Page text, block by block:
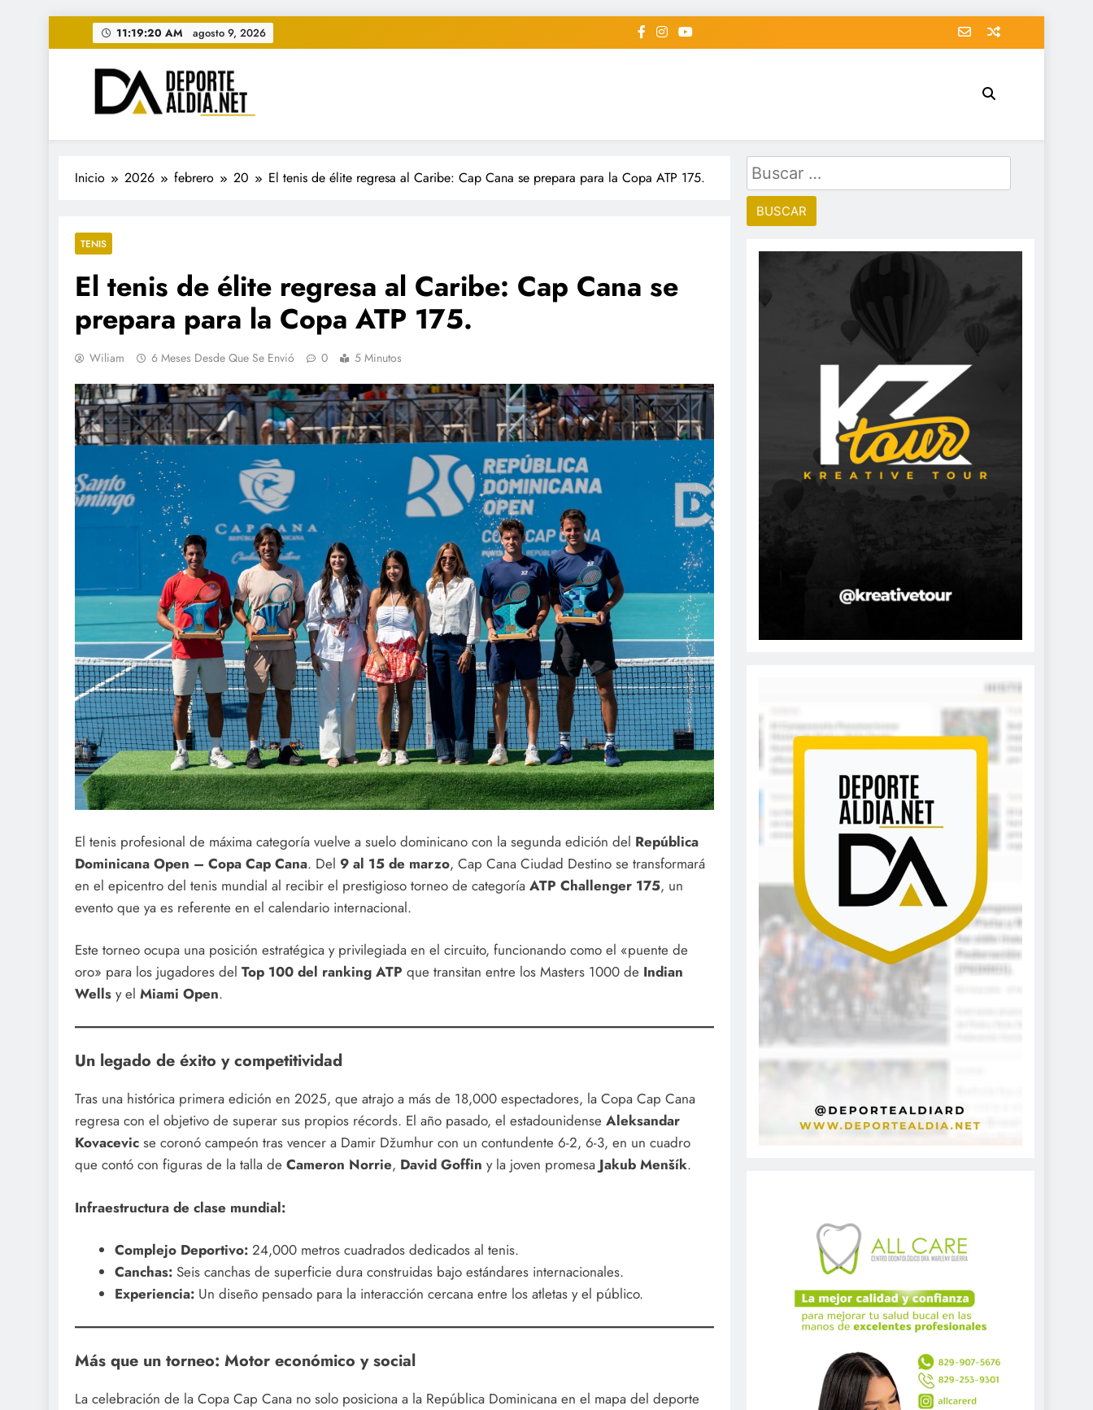
al
contenido
11:19:22 AM agosto 9, 2026
• DEPORTE AL DIA • "Periodico Deportivo Digital"
www.deportealdia.net #deportealdia #deportealdiard #deportealdiaperiodico
Inicio 2026 febrero 20 El tenis de élite regresa al Caribe: Cap Cana se prepara para la Copa ATP 175.
TENIS
El tenis de élite regresa al Caribe: Cap Cana se
prepara para la Copa ATP 175.
Wiliam 6 Meses Desde Que Se Envió 0 5 Minutos
El tenis profesional de máxima categoría vuelve a suelo dominicano con la segunda edición del República
Dominicana Open – Copa Cap Cana. Del 9 al 15 de marzo, Cap Cana Ciudad Destino se transformará
en el epicentro del tenis mundial al recibir el prestigioso torneo de categoría ATP Challenger 175, un
evento que ya es referente en el calendario internacional.
Este torneo ocupa una posición estratégica y privilegiada en el circuito, funcionando como el «puente de
oro» para los jugadores del Top 100 del ranking ATP que transitan entre los Masters 1000 de Indian
Wells y el Miami Open.
Un legado de éxito y competitividad
Tras una histórica primera edición en 2025, que atrajo a más de 18,000 espectadores, la Copa Cap Cana
regresa con el objetivo de superar sus propios récords. El año pasado, el estadounidense Aleksandar
Kovacevic se coronó campeón tras vencer a Damir Džumhur con un contundente 6-2, 6-3, en un cuadro
que contó con figuras de la talla de Cameron Norrie, David Goffin y la joven promesa Jakub Menšík.
Infraestructura de clase mundial:
Complejo Deportivo:24,000 metros cuadrados dedicados al tenis.
Canchas:Seis canchas de superficie dura construidas bajo estándares internacionales.
Experiencia:Un diseño pensado para la interacción cercana entre los atletas y el público.
Más que un torneo: Motor económico y social
La celebración de la Copa Cap Cana no solo posiciona a la República Dominicana en el mapa del deporte
Buscar: